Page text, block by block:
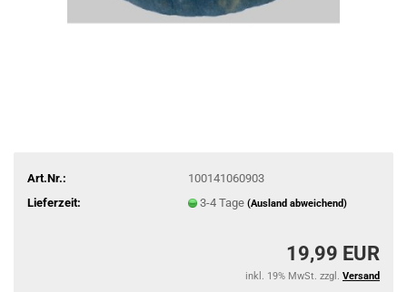
Art.Nr.:
100141060903
Lieferzeit:
3-4 Tage (Ausland abweichend)
19,99 EUR
inkl. 19% MwSt. zzgl. Versand